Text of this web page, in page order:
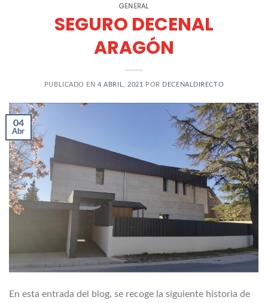
GENERAL
SEGURO DECENAL
ARAGÓN
PUBLICADO EN4 ABRIL, 2021 POR DECENALDIRECTO
04
Abr
En esta entrada del blog, se recoge la siguiente historia de